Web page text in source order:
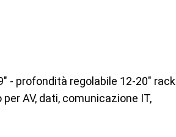
- profondità regolabile 12-20" rack
AV, dati, comunicazione IT,